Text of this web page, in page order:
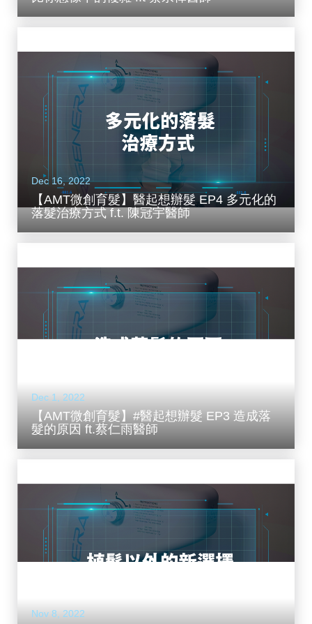
Dec 16, 2022
【AMT微創育髮】醫起想辦髮 EP4 多元化的
落髮治療方式 f.t. 陳冠宇醫師
Dec 1, 2022
【AMT微創育髮】#醫起想辦髮 EP3 造成落
髮的原因 ft.蔡仁雨醫師
Nov 8, 2022